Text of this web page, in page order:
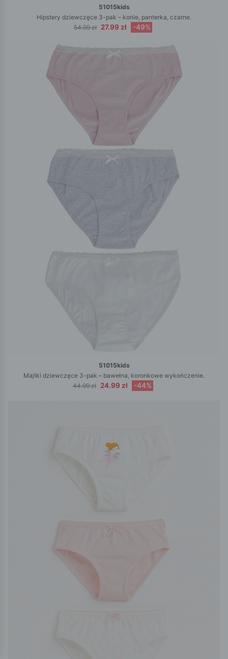
51015kids
Hipstery dziewczęce 3-pak – konie, panterka, czarne.
54.99 zł 27.99 zł -49%
51015kids
Majtki dziewczęce 3-pak – bawełna, koronkowe wykończenie.
44.99 zł 24.99 zł -44%